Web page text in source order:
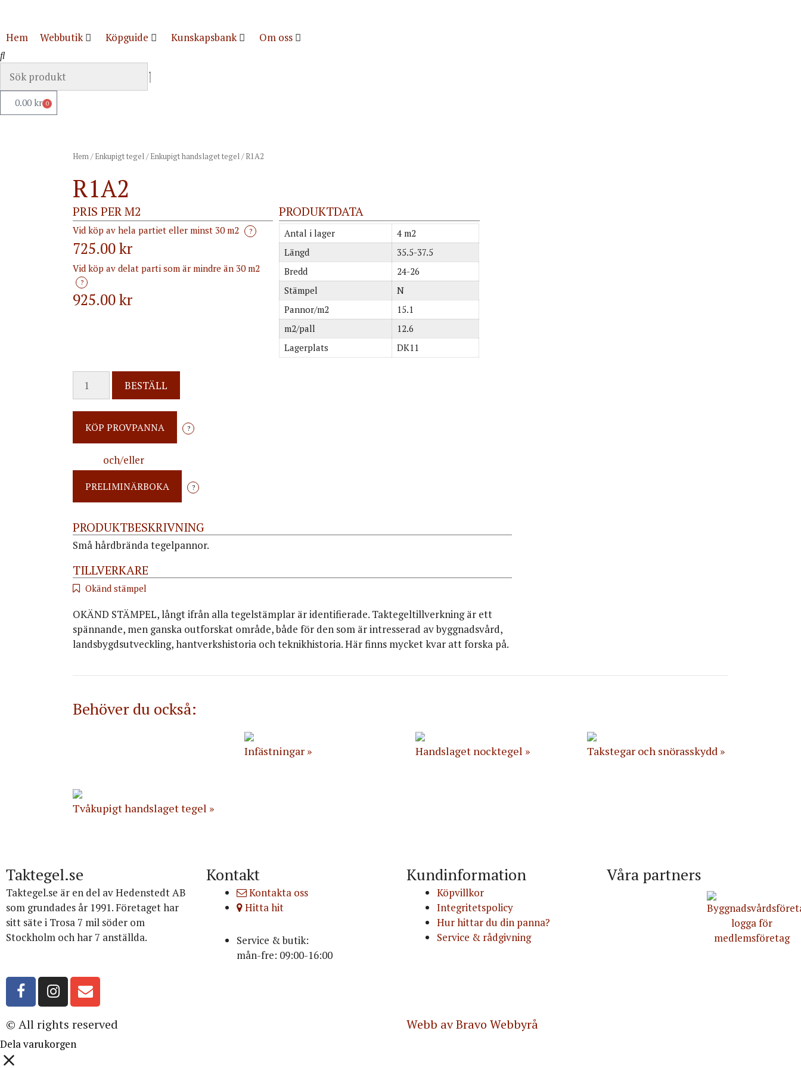
Hem Webbutik Köpguide Kunskapsbank Om oss
0.00 kr 0
Hem/Enkupigt tegel/Enkupigt handslaget tegel/ R1A2
R1A2
PRIS PER M2
Vid köp av hela partiet eller minst 30 m2 ?
725.00 kr
Vid köp av delat parti som är mindre än 30 m2
?
925.00kr
PRODUKTDATA
Antal i lager
4 m2
Längd
35.5-37.5
Bredd
24-26
Stämpel
N
Pannor/m2
15.1
m2/pall
12.6
Lagerplats
DK11
BESTÄLL
?
och/eller
?
PRODUKTBESKRIVNING
Små hårdbrända tegelpannor.
TILLVERKARE
Okänd stämpel
OKÄND STÄMPEL, långt ifrån alla tegelstämplar är identifierade. Taktegeltillverkning är ett
spännande, men ganska outforskat område, både för den som är intresserad av byggnadsvård,
landsbygdsutveckling, hantverkshistoria och teknikhistoria. Här finns mycket kvar att forska på.
Behöver du också:
Infästningar Handslaget nocktegel Takstegar och snörasskydd
Tvåkupigt handslaget tegel
Taktegel.se
Taktegel.se är en del av Hedenstedt AB
som grundades år 1991. Företaget har
sitt säte i Trosa 7 mil söder om
Stockholm och har 7 anställda.
Kontakt
Kontakta oss
Hitta hit
Service & butik:
mån-fre: 09:00-16:00
Kundinformation
Köpvillkor
Integritetspolicy
Hur hittar du din panna?
Service & rådgivning
Våra partners
© All rights reserved Webb av Bravo Webbyrå
Dela varukorgen